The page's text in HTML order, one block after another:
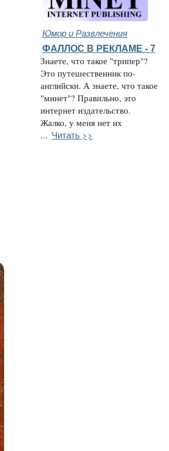
Юмор и Развлечения
ФАЛЛОС В РЕКЛАМЕ - 7
Знаете, что такое "трипер"?
Это путешественник по-
английски. А знаете, что такое
"минет"? Правильно, это
интернет издательство.
Жалко, у меня нет их
... Читать >>